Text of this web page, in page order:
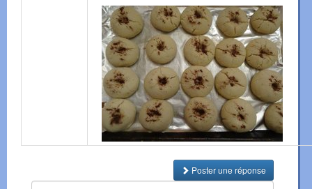
Poster une réponse